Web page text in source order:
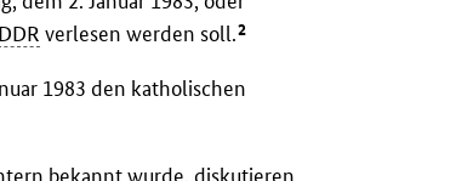
DDR verlesen werden soll.2
1983 den katholischen
bekannt wurde, diskutieren